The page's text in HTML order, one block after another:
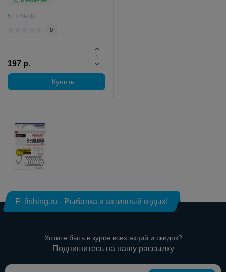
51770-08
0
197 р.
Купить
F- fishing.ru - Рыбалка и активный отдых!
Хотите быть в курсе всех акций и скидок?
Подпишитесь на нашу рассылку